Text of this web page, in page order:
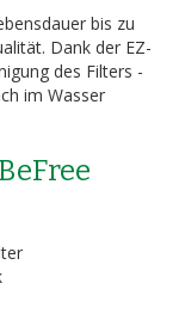
bis zu
Dank der EZ-
des Filters -
im Wasser